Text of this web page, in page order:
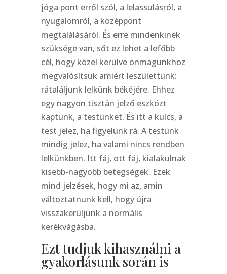
jóga pont erről szól, a lelassulásról, a
nyugalomról, a középpont
megtalálásáról. És erre mindenkinek
szüksége van, sőt ez lehet a lefőbb
cél, hogy közel kerülve önmagunkhoz
megvalósítsuk amiért leszülettünk:
rátaláljunk lelkünk békéjére. Ehhez
egy nagyon tisztán jelző eszközt
kaptunk, a testünket. És itt a kulcs, a
test jelez, ha figyelünk rá. A testünk
mindig jelez, ha valami nincs rendben
lelkünkben. Itt fáj, ott fáj, kialakulnak
kisebb-nagyobb betegségek. Ezek
mind jelzések, hogy mi az, amin
változtatnunk kell, hogy újra
visszakerüljünk a normális
kerékvágásba.
Ezt tudjuk kihasználni a
gyakorlásunk során is